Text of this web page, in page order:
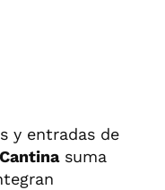
y entradas de
suma